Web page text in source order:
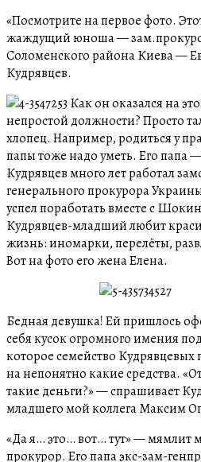
«Посмотрите на первое фото.
жаждущий юноша —
Соломенского района Киева —
Кудрявцев.
Как он оказался на
непростой должности? Просто
хлопец. Например, родиться у
папы тоже надо уметь. Его папа
Кудрявцев много лет работал
генерального прокурора
успел поработать вместе с
Кудрявцев-младший любит
жизнь: иномарки, перелёты,
Вот на фото его жена Елена.
Бедная девушка! Ей пришлось
себя кусок огромного имения
которое семейство Кудрявцевых
на непонятно какие средства.
такие деньги?» — спрашивает
младшего мой коллега Максим
«Да я… это… вот… тут» — мямлит
прокурор. Его папа экс-зам-